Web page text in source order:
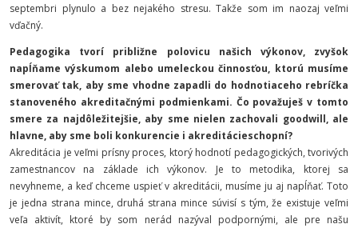
septembri plynulo a bez nejakého stresu. Takže som im naozaj veľmi
vďačný.
Pedagogika tvorí približne polovicu našich výkonov, zvyšok
napĺňame výskumom alebo umeleckou činnosťou, ktorú musíme
smerovať tak, aby sme vhodne zapadli do hodnotiaceho rebríčka
stanoveného akreditačnými podmienkami. Čo považuješ v tomto
smere za najdôležitejšie, aby sme nielen zachovali goodwill, ale
hlavne, aby sme boli konkurencie i akreditácieschopní?
Akreditácia je veľmi prísny proces, ktorý hodnotí pedagogických, tvorivých
zamestnancov na základe ich výkonov. Je to metodika, ktorej sa
nevyhneme, a keď chceme uspieť v akreditácii, musíme ju aj napĺňať. Toto
je jedna strana mince, druhá strana mince súvisí s tým, že existuje veľmi
veľa aktivít, ktoré by som nerád nazýval podpornými, ale pre našu